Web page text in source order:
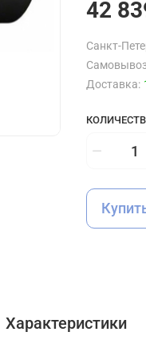
42
Санкт-
Доставка:
Характеристики